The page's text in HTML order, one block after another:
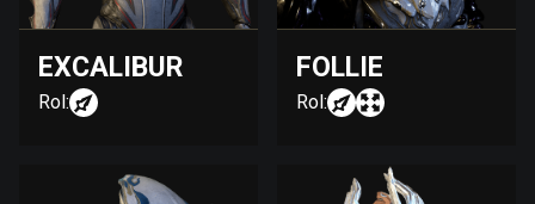
EXCALIBUR
Rol:
FOLLIE
Rol: